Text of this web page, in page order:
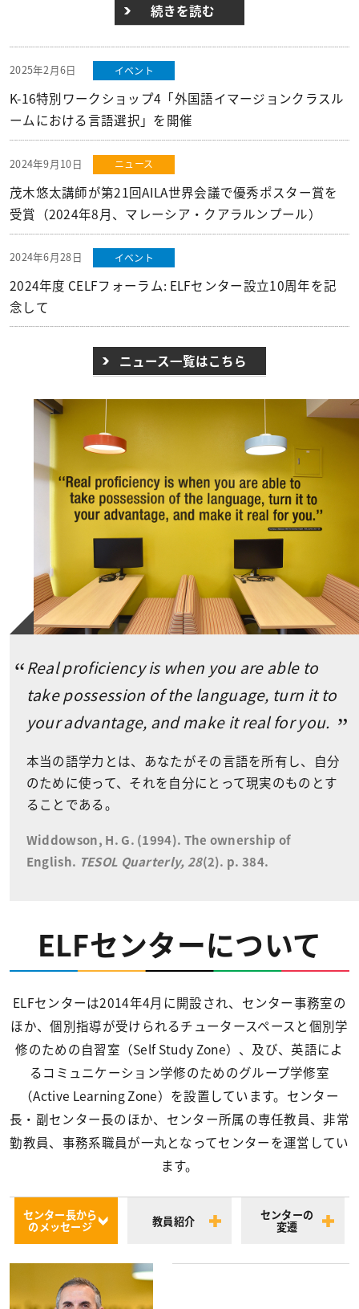
続きを読む
2025年2月6日 イベント
K-16特別ワークショップ4「外国語イマージョンクラスル
ームにおける言語選択」を開催
2024年9月10日 ニュース
茂木悠太講師が第21回AILA世界会議で優秀ポスター賞を
受賞（2024年8月、マレーシア・クアラルンプール）
2024年6月28日 イベント
2024年度 CELFフォーラム: ELFセンター設立10周年を記
念して
ニュース一覧はこちら
Real proficiency is when you are able to
take possession of the language, turn it to
your advantage, and make it real for you.
本当の語学力とは、あなたがその言語を所有し、自分
のために使って、 それを自分にとって現実のものとす
ることである。
Widdowson, H. G. (1994). The ownership of
English. TESOL Quarterly, 28(2). p. 384.
ELFセンターについて
ELFセンターは2014年4月に開設され、センター事務室の
ほか、個別指導が受けられるチュータースペースと個別学
修のための自習室（Self Study Zone）、及び、英語によ
るコミュニケーション学修のためのグループ学修室
（Active Learning Zone）を設置しています。センター
長・副センター長のほか、センター所属の専任教員、非常
勤教員、事務系職員が一丸となってセンターを運営してい
ます。
センター長から
のメッセージ 教員紹介 センターの
変遷